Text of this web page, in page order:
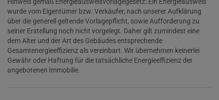
Hinweis gemäß Energieausweisvorlagegesetz: Ein Energieausweis
wurde vom Eigentümer bzw. Verkäufer, nach unserer Aufklärung
über die generell geltende Vorlagepflicht, sowie Aufforderung zu
seiner Erstellung noch nicht vorgelegt. Daher gilt zumindest eine
dem Alter und der Art des Gebäudes entsprechende
Gesamtenergieeffizienz als vereinbart. Wir übernehmen keinerlei
Gewähr oder Haftung für die tatsächliche Energieeffizienz der
angebotenen Immobilie.